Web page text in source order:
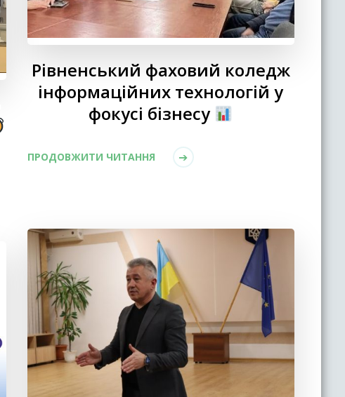
Рівненський фаховий коледж
інформаційних технологій у
фокусі бізнесу
ПРОДОВЖИТИ ЧИТАННЯ